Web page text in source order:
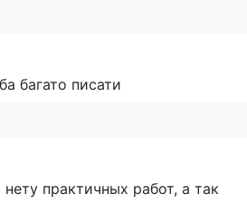
багато писати
практичных работ, а так